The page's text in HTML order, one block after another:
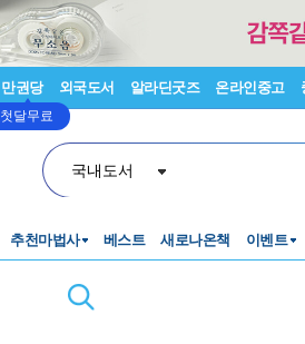
만권당
첫달무료
외국도서 알라딘굿즈 온라인중고
국내도서
추천마법사 베스트 새로나온책 이벤트